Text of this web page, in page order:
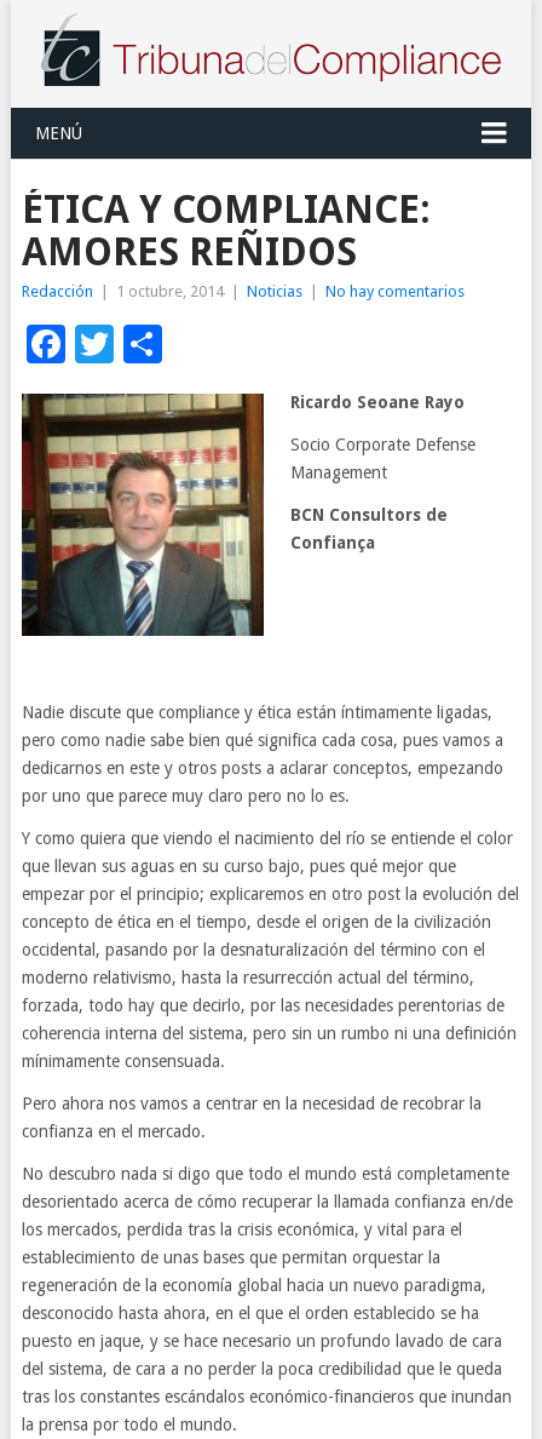
MENÚ
ÉTICA Y COMPLIANCE:
AMORES REÑIDOS
Redacción 1 octubre, 2014 Noticias No hay comentarios
Facebook
Twitter
Compartir
Ricardo Seoane Rayo
Socio Corporate Defense
Management
BCN Consultors de
Confiança
Nadie discute que compliance y ética están íntimamente ligadas,
pero como nadie sabe bien qué significa cada cosa, pues vamos a
dedicarnos en este y otros posts a aclarar conceptos, empezando
por uno que parece muy claro pero no lo es.
Y como quiera que viendo el nacimiento del río se entiende el color
que llevan sus aguas en su curso bajo, pues qué mejor que
empezar por el principio; explicaremos en otro post la evolución del
concepto de ética en el tiempo, desde el origen de la civilización
occidental, pasando por la desnaturalización del término con el
moderno relativismo, hasta la resurrección actual del término,
forzada, todo hay que decirlo, por las necesidades perentorias de
coherencia interna del sistema, pero sin un rumbo ni una definición
mínimamente consensuada.
Pero ahora nos vamos a centrar en la necesidad de recobrar la
confianza en el mercado.
No descubro nada si digo que todo el mundo está completamente
desorientado acerca de cómo recuperar la llamada confianza en/de
los mercados, perdida tras la crisis económica, y vital para el
establecimiento de unas bases que permitan orquestar la
regeneración de la economía global hacia un nuevo paradigma,
desconocido hasta ahora, en el que el orden establecido se ha
puesto en jaque, y se hace necesario un profundo lavado de cara
del sistema, de cara a no perder la poca credibilidad que le queda
tras los constantes escándalos económico-financieros que inundan
la prensa por todo el mundo.